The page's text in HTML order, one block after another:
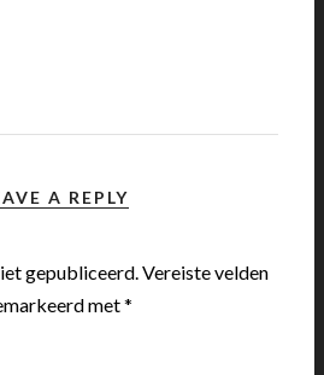
A REPLY
gepubliceerd.Vereiste velden
met*